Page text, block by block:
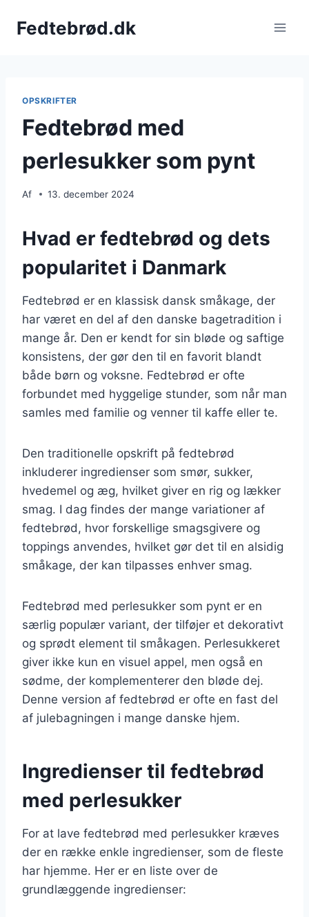
Fedtebrød.dk
OPSKRIFTER
Fedtebrød med
perlesukker som pynt
Af 13. december 2024
Hvad er fedtebrød og dets
popularitet i Danmark
Fedtebrød er en klassisk dansk småkage, der
har været en del af den danske bagetradition i
mange år. Den er kendt for sin bløde og saftige
konsistens, der gør den til en favorit blandt
både børn og voksne. Fedtebrød er ofte
forbundet med hyggelige stunder, som når man
samles med familie og venner til kaffe eller te.
Den traditionelle opskrift på fedtebrød
inkluderer ingredienser som smør, sukker,
hvedemel og æg, hvilket giver en rig og lækker
smag. I dag findes der mange variationer af
fedtebrød, hvor forskellige smagsgivere og
toppings anvendes, hvilket gør det til en alsidig
småkage, der kan tilpasses enhver smag.
Fedtebrød med perlesukker som pynt er en
særlig populær variant, der tilføjer et dekorativt
og sprødt element til småkagen. Perlesukkeret
giver ikke kun en visuel appel, men også en
sødme, der komplementerer den bløde dej.
Denne version af fedtebrød er ofte en fast del
af julebagningen i mange danske hjem.
Ingredienser til fedtebrød
med perlesukker
For at lave fedtebrød med perlesukker kræves
der en række enkle ingredienser, som de fleste
har hjemme. Her er en liste over de
grundlæggende ingredienser: